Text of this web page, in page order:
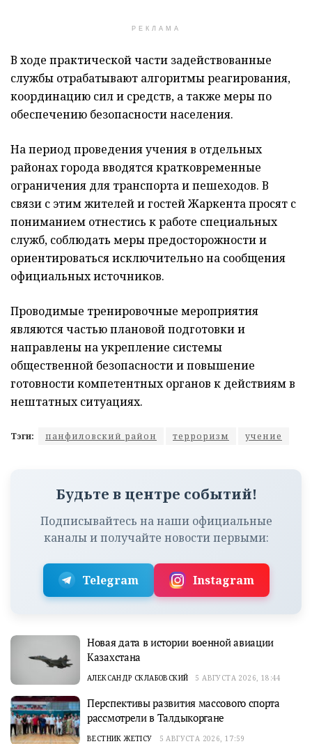
РЕКЛАМА
В ходе практической части задействованные
службы отрабатывают алгоритмы реагирования,
координацию сил и средств, а также меры по
обеспечению безопасности населения.
На период проведения учения в отдельных
районах города вводятся кратковременные
ограничения для транспорта и пешеходов. В
связи с этим жителей и гостей Жаркента просят с
пониманием отнестись к работе специальных
служб, соблюдать меры предосторожности и
ориентироваться исключительно на сообщения
официальных источников.
Проводимые тренировочные мероприятия
являются частью плановой подготовки и
направлены на укрепление системы
общественной безопасности и повышение
готовности компетентных органов к действиям в
нештатных ситуациях.
Тэги: панфиловский район терроризм учение
Будьте в центре событий!
Подписывайтесь на наши официальные
каналы и получайте новости первыми:
Telegram Instagram
Новая дата в истории военной авиации
Казахстана
АЛЕКСАНДР СКЛАБОВСКИЙ 5 АВГУСТА 2026, 18:44
Перспективы развития массового спорта
рассмотрели в Талдыкоргане
ВЕСТНИК ЖЕТІСУ 5 АВГУСТА 2026, 17:59